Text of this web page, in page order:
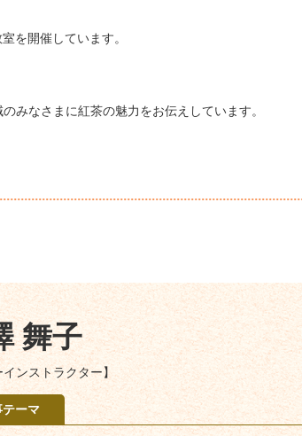
を開催しています。
みなさまに紅茶の魅力をお伝えしています。
舞子
インストラクター】
ーマ